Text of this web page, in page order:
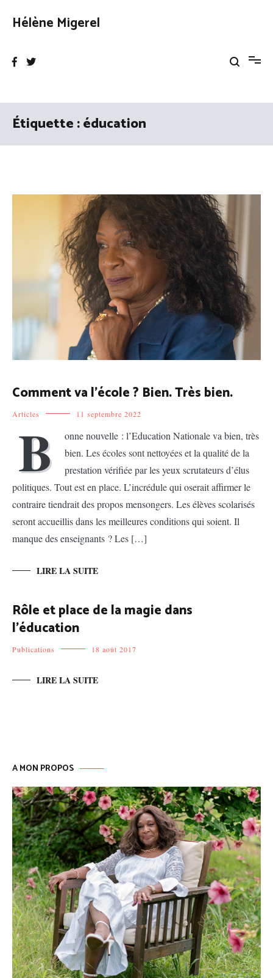
Hélène Migerel
Étiquette :éducation
Comment va l’école ? Bien. Très bien.
Articles 11 septembre 2022
B
onne nouvelle : l’Education Nationale va bien, très
bien. Les écoles sont nettoyées et la qualité de la
prestation vérifiée par les yeux scrutateurs d’élus
politiques. Tout est en place. L’incrédule qui oserait affirmer le
contraire tiendrait des propos mensongers. Les élèves scolarisés
seront accueillis dans les meilleures conditions qui soient. Il
manque des enseignants ? Les […]
LIRE LA SUITE
Rôle et place de la magie dans
l’éducation
Publications 18 août 2017
LIRE LA SUITE
A MON PROPOS